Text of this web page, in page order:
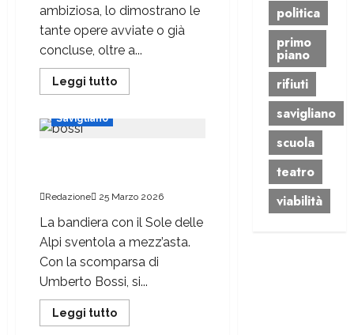
ambiziosa, lo dimostrano le
tante opere avviate o già
concluse, oltre a...
Leggi tutto
Savigliano
Redazione 25 Marzo 2026
La bandiera con il Sole delle
Alpi sventola a mezz’asta.
Con la scomparsa di
Umberto Bossi, si...
Leggi tutto
politica
primo
piano
rifiuti
savigliano
scuola
teatro
viabilità